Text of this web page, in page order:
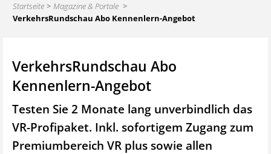
Startseite
Magazine & Portale
VerkehrsRundschau Abo Kennenlern-Angebot
VerkehrsRundschau Abo
Kennenlern-Angebot
Testen Sie 2 Monate lang unverbindlich das
VR-Profipaket. Inkl. sofortigem Zugang zum
Premiumbereich VR plus sowie allen